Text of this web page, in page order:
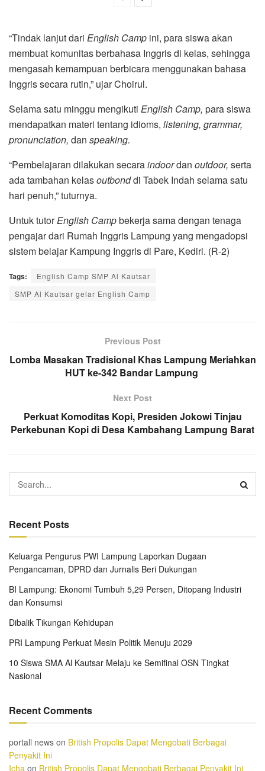
“Tindak lanjut dari English Camp ini, para siswa akan
membuat komunitas berbahasa Inggris di kelas, sehingga
mengasah kemampuan berbicara menggunakan bahasa
Inggris secara rutin,” ujar Choirul.
Selama satu minggu mengikuti English Camp, para siswa
mendapatkan materi tentang idioms, listening, grammar,
pronunciation, dan speaking.
“Pembelajaran dilakukan secaraindoordan outdoor, serta
ada tambahan kelasoutbonddi Tabek Indah selama satu
hari penuh,” tuturnya.
Untuk tutorEnglish Campbekerja sama dengan tenaga
pengajar dari Rumah Inggris Lampung yang mengadopsi
sistem belajar Kampung Inggris di Pare, Kediri. (R-2)
Tags:
English Camp SMP Al Kautsar
SMP Al Kautsar gelar English Camp
Previous Post
Lomba Masakan Tradisional Khas Lampung Meriahkan
HUT ke-342 Bandar Lampung
Next Post
Perkuat Komoditas Kopi, Presiden Jokowi Tinjau
Perkebunan Kopi di Desa Kambahang Lampung Barat
Recent Posts
Keluarga Pengurus PWI Lampung Laporkan Dugaan
Pengancaman, DPRD dan Jurnalis Beri Dukungan
BI Lampung: Ekonomi Tumbuh 5,29 Persen, Ditopang Industri
dan Konsumsi
Dibalik Tikungan Kehidupan
PRI Lampung Perkuat Mesin Politik Menuju 2029
10 Siswa SMA Al Kautsar Melaju ke Semifinal OSN Tingkat
Nasional
Recent Comments
portall news on British Propolis Dapat Mengobati Berbagai
Penyakit Ini
Icha on British Propolis Dapat Mengobati Berbagai Penyakit Ini